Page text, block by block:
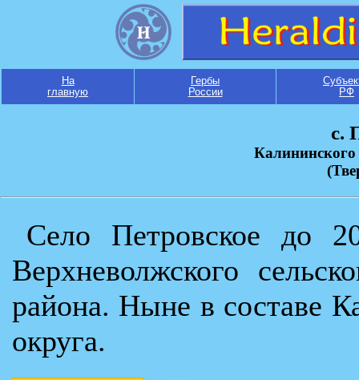
На
главную
Гербы
России
РФ
с.
Село Петровское до
Верхневолжского
района. Ныне в составе
округа.